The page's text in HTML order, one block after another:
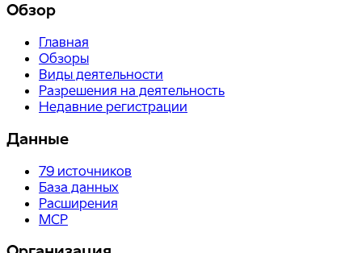
Обзор
Главная
Обзоры
Виды деятельности
Разрешения на деятельность
Недавние регистрации
Данные
79 источников
База данных
Расширения
MCP